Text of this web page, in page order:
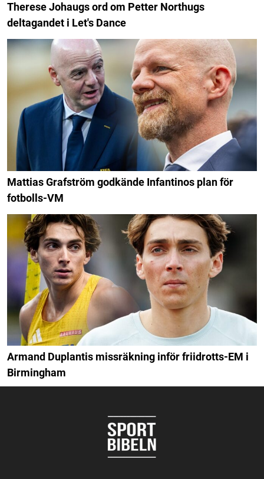
Therese Johaugs ord om Petter Northugs
deltagandet i Let's Dance
Mattias Grafström godkände Infantinos plan för
fotbolls-VM
Armand Duplantis missräkning inför friidrotts-EM i
Birmingham